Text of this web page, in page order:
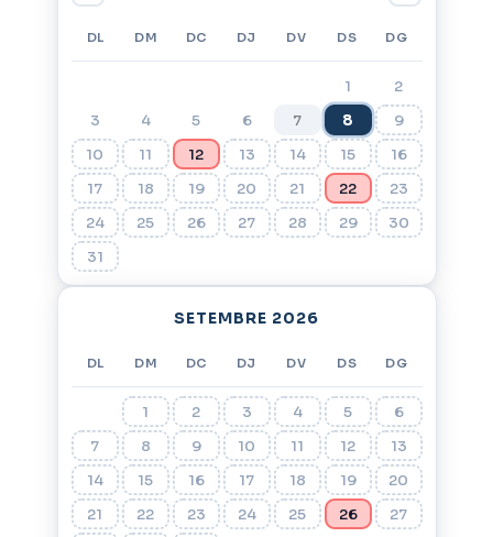
DL DM DC DJ DV DS DG
1
2
3
4 5 6 7 8
9
10
11 12 13 14 15
16
17
18 19 20 21 22
23
24
25 26 27 28 29
30
31
SETEMBRE 2026
DL DM DC DJ DV DS DG
1 2 3 4 5
6
7
8 9 10 11 12
13
14
15 16 17 18 19
20
21
22 23 24 25 26
27